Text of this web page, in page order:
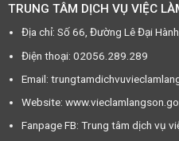
TRUNG TÂM DỊCH VỤ VIỆC
Địa chỉ: Số 66, Đường Lê Đại
Điện thoại: 02056.289.289
Email:
Website:
Fanpage FB: Trung tâm dịch vụ